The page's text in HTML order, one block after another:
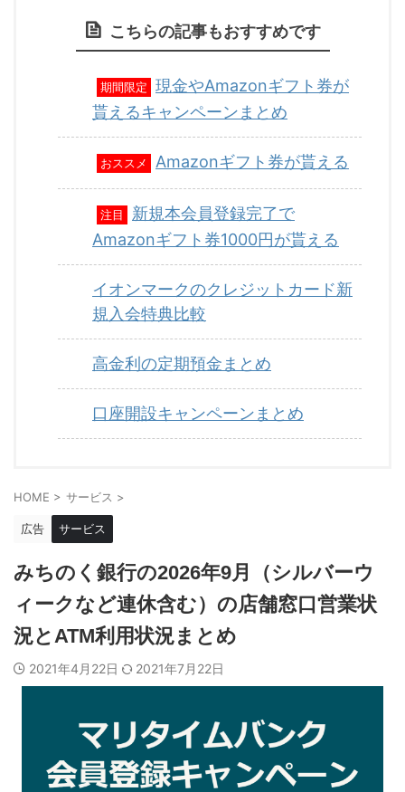
こちらの記事もおすすめです
期間限定
現金やAmazonギフト券が
貰えるキャンペーンまとめ
おススメ Amazonギフト券が貰える
注目
新規本会員登録完了で
Amazonギフト券1000円が貰える
イオンマークのクレジットカード新
規入会特典比較
高金利の定期預金まとめ
口座開設キャンペーンまとめ
HOME > サービス >
広告 サービス
みちのく銀行の2026年9月（シルバーウ
ィークなど連休含む）の店舗窓口営業状
況とATM利用状況まとめ
2021年4月22日 2021年7月22日